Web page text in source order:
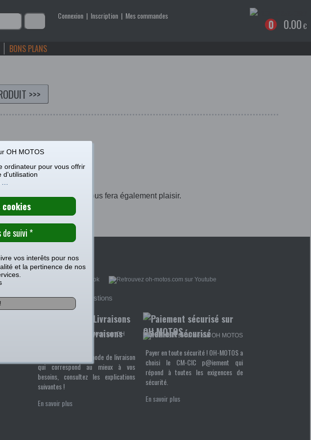
Connexion| Inscription| Mes commandes
0 0.00€
BONS PLANS
>>>
DE CHARGEMENT
de la piste mais vous fera également plaisir.
Consulter la foire aux questions
Informations Livraisons
Pour bien choisir le mode de livraison
qui correspond au mieux à vos
besoins, consultez les explications
suivantes !
En savoir plus
Paiement sécurisé
Payer en toute sécurité ! OH-MOTOS a
choisi le CM-CIC p@iement qui
répond à toutes les exigences de
sécurité.
En savoir plus
ordinateur pour vous offrir
d'utilisation
vos interêts pour nos
et la pertinence de nos